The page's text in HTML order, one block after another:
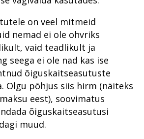
on veel mitmeid
nemad ei ole ohvriks
vaid teadlikult ja
seega ei ole nad kas ise
õiguskaitseasutuste
Olgu põhjus siis hirm (näiteks
eest), soovimatus
õiguskaitseasutusi
muud.